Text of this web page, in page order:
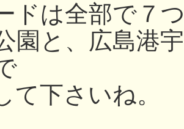
ードは全部
園と、広島港
て下さいね。